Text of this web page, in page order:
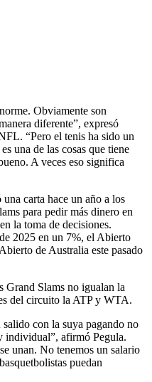
Obviamente son
diferente”, expresó
“Pero el tenis ha sido un
una de las cosas que tiene
A veces eso significa
carta hace un año a los
para pedir más dinero en
la toma de decisiones.
2025 en un 7%, el Abierto
de Australia este pasado
Grand Slams no igualan la
del circuito la ATP y WTA.
con la suya pagando no
individual”, afirmó Pegula.
unan. No tenemos un salario
puedan